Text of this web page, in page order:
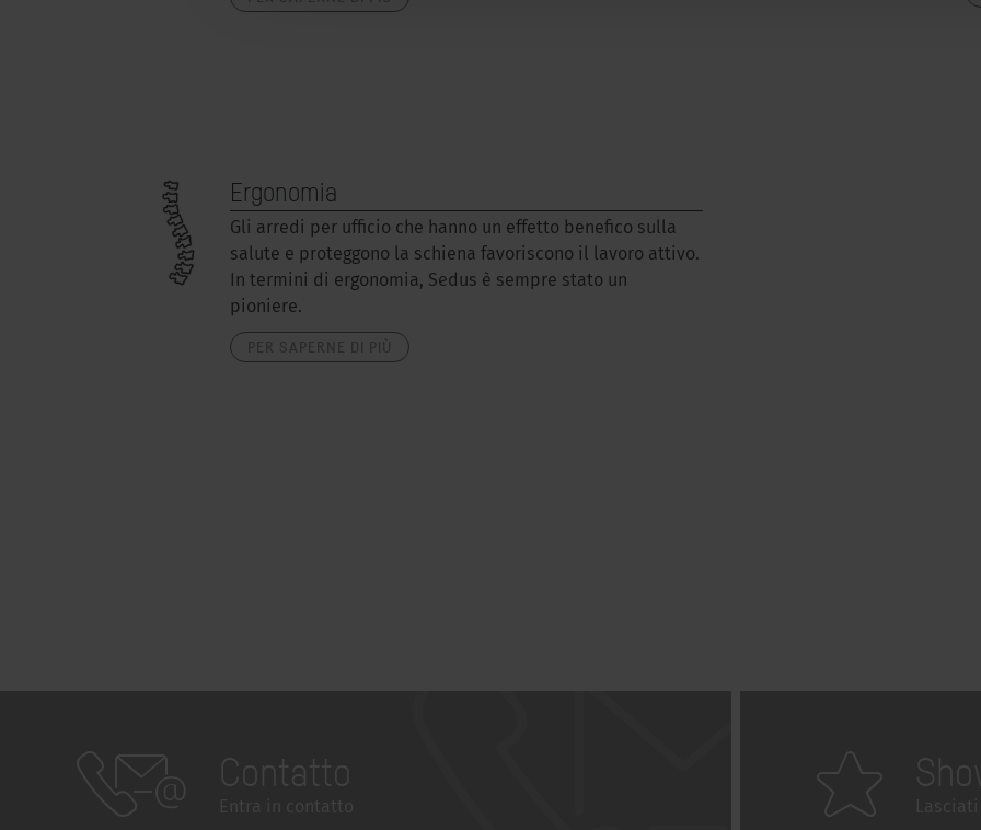
Ergonomia
Gli arredi per ufficio che hanno un effetto benefico sulla
salute e proteggono la schiena favoriscono il lavoro attivo.
In termini di ergonomia, Sedus è sempre stato un
pioniere.